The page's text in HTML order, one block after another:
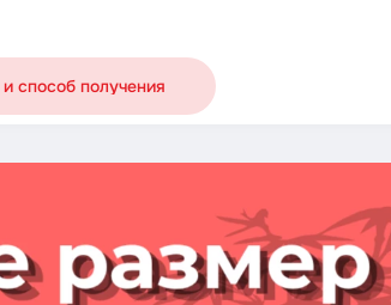
способ получения